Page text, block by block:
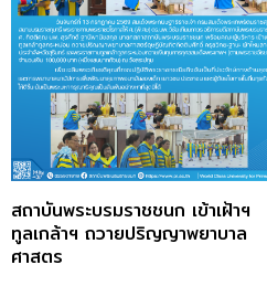
สถาบันพระบรมราชชนก เข้าเฝ้าฯ
ทูลเกล้าฯ ถวายปริญญาพยาบาล
ศาสตร